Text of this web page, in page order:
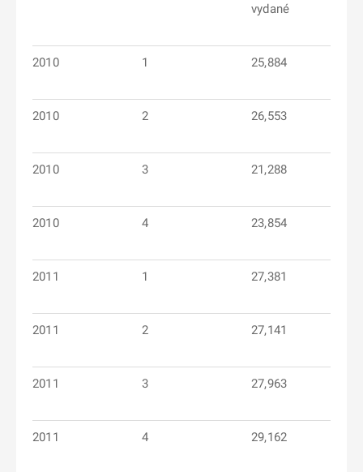
vydané
2010 1 25,884
2010 2 26,553
2010 3 21,288
2010 4 23,854
2011 1 27,381
2011 2 27,141
2011 3 27,963
2011 4 29,162